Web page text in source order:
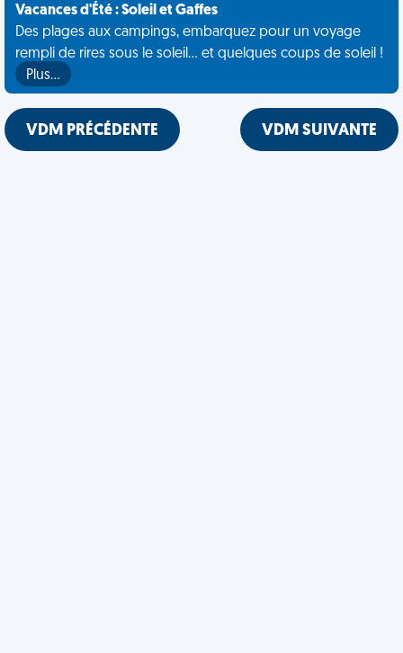
Vacances d'Été : Soleil et Gaffes
Des plages aux campings, embarquez pour un voyage
rempli de rires sous le soleil... et quelques coups de soleil !
Plus…
VDM PRÉCÉDENTE VDM SUIVANTE